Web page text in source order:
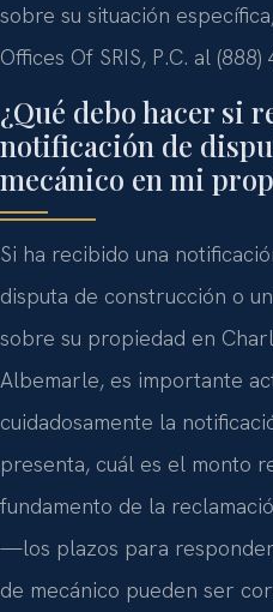
sobre su situación
Offices Of SRIS, P.C. al (888)
¿Qué debo hacer si
notificación de
mecánico en mi
Si ha recibido una
disputa de construcción o
sobre su propiedad en
Albemarle, es importante
cuidadosamente la
presenta, cuál es el monto
fundamento de la
—los plazos para
de mecánico pueden ser